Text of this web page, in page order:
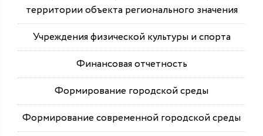
территории объекта регионального значения
Учреждения физической культуры и спорта
Финансовая отчетность
Формирование городской среды
Формирование современной городской среды